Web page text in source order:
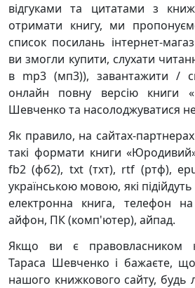
відгуками та цитатами з
отримати книгу, ми
список посилань інтернет-
ви змогли купити, слухати
в mp3 (мп3)), завантажити /
онлайн повну версію книги
Шевченко та насолоджуватися
Як правило, на сайтах-
такі формати книги
fb2 (фб2), txt (тхт), rtf (ртф),
українською мовою, які
електронна книга, телефон
айфон, ПК (комп'ютер), айпад.
Якщо ви є правовласником
Тараса Шевченко і бажаєте,
нашого книжкового сайту, будь